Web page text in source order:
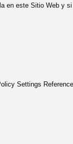
en este Sitio Web y
Settings